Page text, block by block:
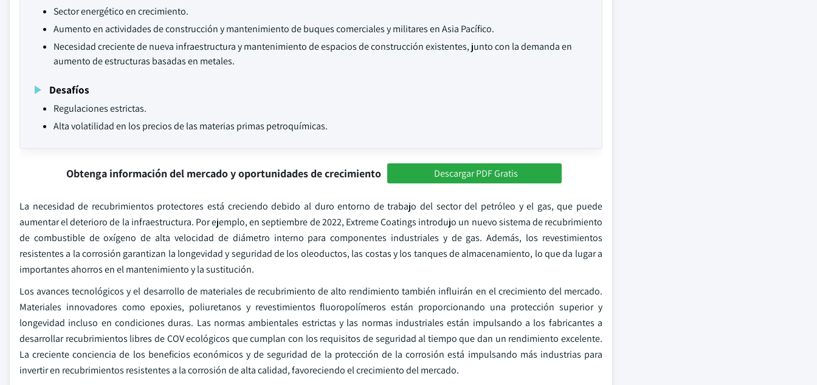
Sector energético en crecimiento.
Aumento en actividades de construcción y mantenimiento de buques comerciales y militares en Asia Pacífico.
Necesidad creciente de nueva infraestructura y mantenimiento de espacios de construcción existentes, junto con la demanda en
aumento de estructuras basadas en metales.
Desafíos
Regulaciones estrictas.
Alta volatilidad en los precios de las materias primas petroquímicas.
Obtenga información del mercado y oportunidades de crecimiento Descargar PDF Gratis
La necesidad de recubrimientos protectores está creciendo debido al duro entorno de trabajo del sector del petróleo y el gas, que puede
aumentar el deterioro de la infraestructura. Por ejemplo, en septiembre de 2022, Extreme Coatings introdujo un nuevo sistema de recubrimiento
de combustible de oxígeno de alta velocidad de diámetro interno para componentes industriales y de gas. Además, los revestimientos
resistentes a la corrosión garantizan la longevidad y seguridad de los oleoductos, las costas y los tanques de almacenamiento, lo que da lugar a
importantes ahorros en el mantenimiento y la sustitución.
Los avances tecnológicos y el desarrollo de materiales de recubrimiento de alto rendimiento también influirán en el crecimiento del mercado.
Materiales innovadores como epoxies, poliuretanos y revestimientos fluoropolímeros están proporcionando una protección superior y
longevidad incluso en condiciones duras. Las normas ambientales estrictas y las normas industriales están impulsando a los fabricantes a
desarrollar recubrimientos libres de COV ecológicos que cumplan con los requisitos de seguridad al tiempo que dan un rendimiento excelente.
La creciente conciencia de los beneficios económicos y de seguridad de la protección de la corrosión está impulsando más industrias para
invertir en recubrimientos resistentes a la corrosión de alta calidad, favoreciendo el crecimiento del mercado.